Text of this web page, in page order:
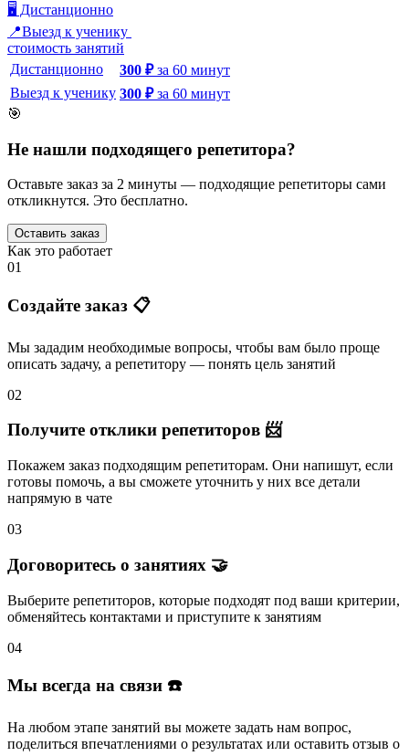
🖥️ Дистанционно
📍Выезд к ученику
стоимость занятий
Дистанционно
300 ₽ за 60 минут
Выезд к ученику 300 ₽ за 60 минут
🎯
Не нашли подходящего репетитора?
Оставьте заказ за 2 минуты — подходящие репетиторы сами
откликнутся. Это бесплатно.
Оставить заказ
Как это работает
01
Создайте заказ 📋
Мы зададим необходимые вопросы, чтобы вам было проще
описать задачу, а репетитору — понять цель занятий
02
Получите отклики репетиторов 📨
Покажем заказ подходящим репетиторам. Они напишут, если
готовы помочь, а вы сможете уточнить у них все детали
напрямую в чате
03
Договоритесь о занятиях 🤝
Выберите репетиторов, которые подходят под ваши критерии,
обменяйтесь контактами и приступите к занятиям
04
Мы всегда на связи ☎️
На любом этапе занятий вы можете задать нам вопрос,
поделиться впечатлениями о результатах или оставить отзыв о